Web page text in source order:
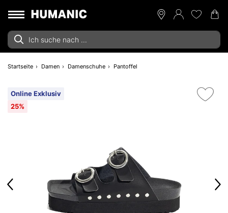
Startseite Damen Damenschuhe Pantoffel
Online Exklusiv
25%